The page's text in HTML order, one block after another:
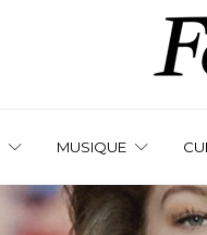
MUSIQUE